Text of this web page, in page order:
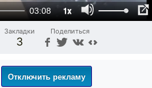
03:08 1x
Закладки
3
Поделиться
Отключить рекламу